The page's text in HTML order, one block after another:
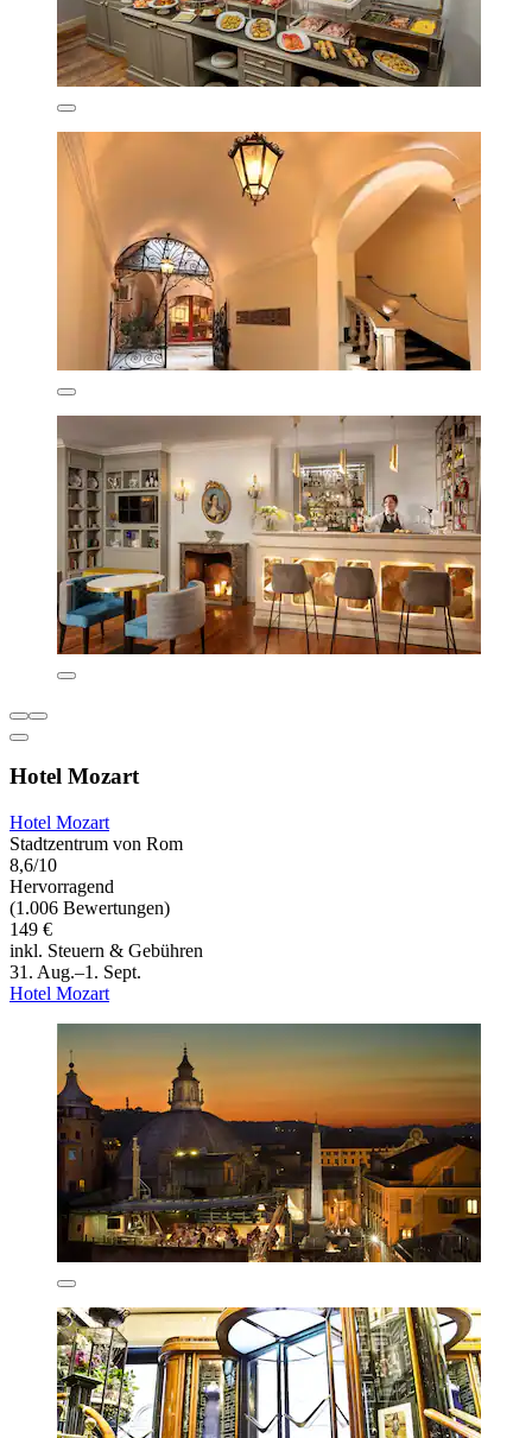
Hotel Mozart
Hotel Mozart
Stadtzentrum von Rom
8,6/10
Hervorragend
(1.006 Bewertungen)
149 €
inkl. Steuern & Gebühren
31. Aug.–1. Sept.
Hotel Mozart